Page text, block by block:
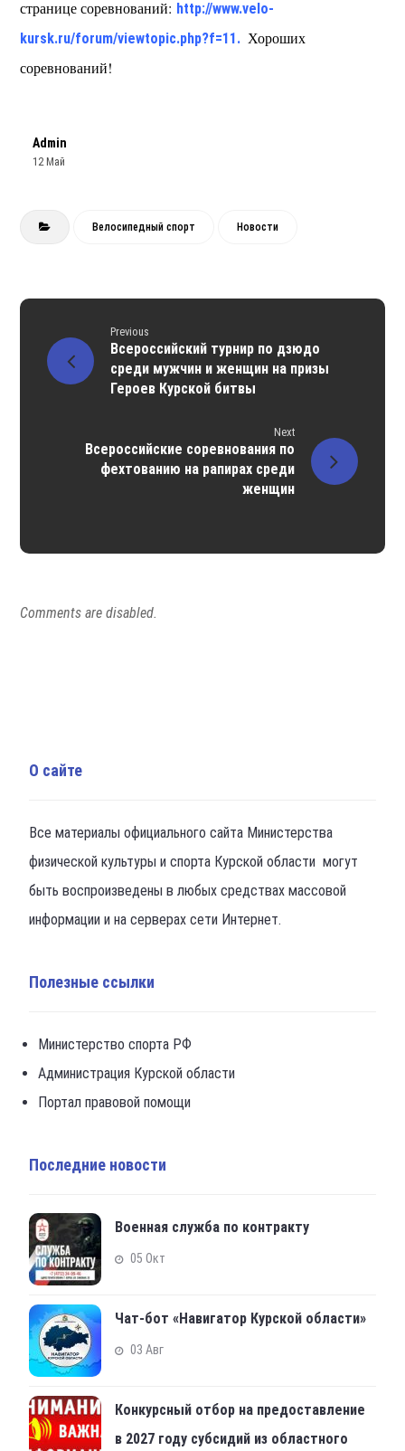
странице соревнований: http://www.velo-
kursk.ru/forum/viewtopic.php?f=11. Хороших
соревнований!
Admin
12 Май
Велосипедный спорт Новости
Previous
Всероссийский турнир по дзюдо
среди мужчин и женщин на призы
Героев Курской битвы
Next
Всероссийские соревнования по
фехтованию на рапирах среди
женщин
Comments are disabled.
О сайте
Все материалы официального сайта Министерства
физической культуры и спорта Курской области могут
быть воспроизведены в любых средствах массовой
информации и на серверах сети Интернет.
Полезные ссылки
Министерство спорта РФ
Администрация Курской области
Портал правовой помощи
Последние новости
Военная служба по контракту
05 Окт
Чат-бот «Навигатор Курской области»
03 Авг
Конкурсный отбор на предоставление
в 2027 году субсидий из областного